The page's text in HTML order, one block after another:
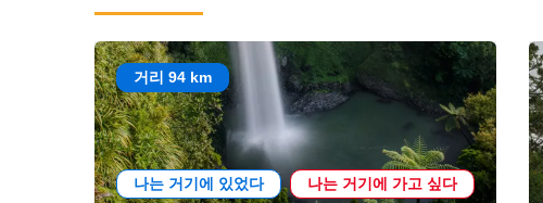
거리 94 km
나는 거기에 있었다 나는 거기에 가고 싶다